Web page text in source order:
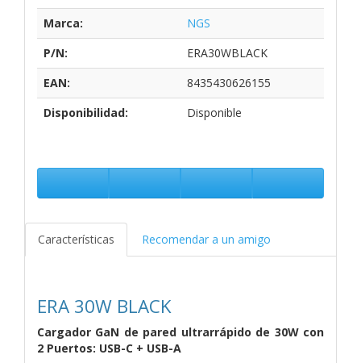
Marca:
NGS
P/N:
ERA30WBLACK
EAN:
8435430626155
Disponibilidad:
Disponible
Características Recomendar a un amigo
ERA 30W BLACK
Cargador GaN de pared ultrarrápido de 30W con
2 Puertos: USB-C + USB-A